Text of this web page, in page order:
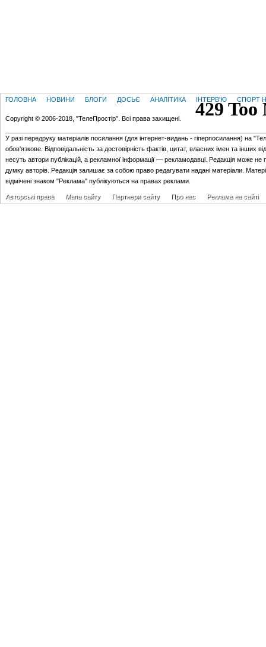
ГОЛОВНА НОВИНИ БЛОГИ ДОСЬЄ АНАЛІТИКА ІНТЕРВ'Ю СПОРТ
Copyright © 2006-2018, "ТелеПростір". Всі права захищені.
У разі передруку матеріалів посилання (для iнтернет-видань - гiперпосилання) на
обов'язкове. Відповідальність за достовірність фактів, цитат, власних імен та інших
несуть автори публікацій, а рекламної інформації — рекламодавці. Редакція може не
думку авторів. Редакція залишає за собою право редагувати надані матеріали.
відмічені знаком "Реклама" публікуються на правах реклами.
Авторські права Мапа сайту Партнери сайту Про нас Реклама на сайті